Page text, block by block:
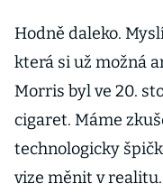
Hodně daleko.
která si už možná
Morris byl ve 20.
cigaret. Máme
technologicky
vize měnit v